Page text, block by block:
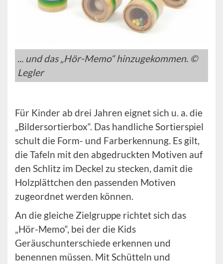
... und das „Hör-Memo“ hinzugekommen. ©
Legler
Für Kinder ab drei Jahren eignet sich u. a. die
„Bildersortierbox“. Das handliche Sortierspiel
schult die Form- und Farberkennung. Es gilt,
die Tafeln mit den abgedruckten Motiven auf
den Schlitz im Deckel zu stecken, damit die
Holzplättchen den passenden Motiven
zugeordnet werden können.
An die gleiche Zielgruppe richtet sich das
„Hör-Memo“, bei der die Kids
Geräuschunterschiede erkennen und
benennen müssen. Mit Schütteln und